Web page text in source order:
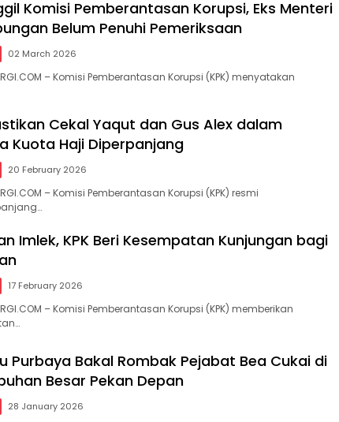
Komisi Pemberantasan Korupsi, Eks Menteri
Belum Penuhi Pemeriksaan
02 March 2026
– Komisi Pemberantasan Korupsi (KPK) menyatakan
Cekal Yaqut dan Gus Alex dalam
Kuota Haji Diperpanjang
20 February 2026
– Komisi Pemberantasan Korupsi (KPK) resmi
Imlek, KPK Beri Kesempatan Kunjungan bagi
17 February 2026
– Komisi Pemberantasan Korupsi (KPK) memberikan
Purbaya Bakal Rombak Pejabat Bea Cukai di
Besar Pekan Depan
28 January 2026